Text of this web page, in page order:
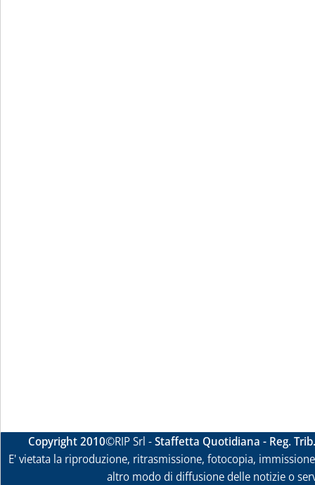
Copyright 2010©RIP Srl -Staffetta Quotidiana - Reg.
E' vietata la riproduzione, ritrasmissione, fotocopia,
altro modo di diffusione delle notizie o